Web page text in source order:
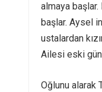
almaya başlar.
başlar. Aysel
ustalardan
Ailesi eski
Oğlunu alarak